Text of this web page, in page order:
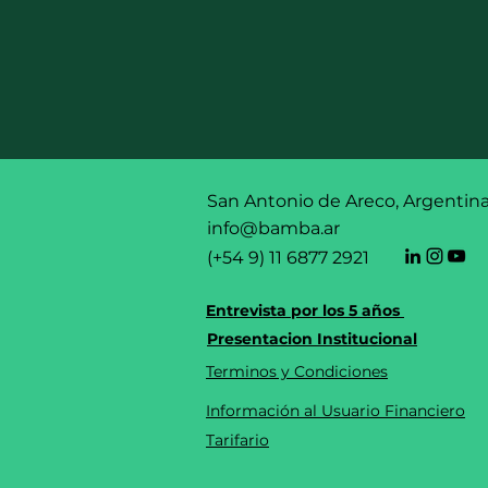
San Antonio de Areco,
info@bamba.ar
(+54 9) 11 6877 2921
Entrevista por los 5 años
Presentacion Institucional
Terminos y Condiciones
Información al Usuario Financiero
Tarifario